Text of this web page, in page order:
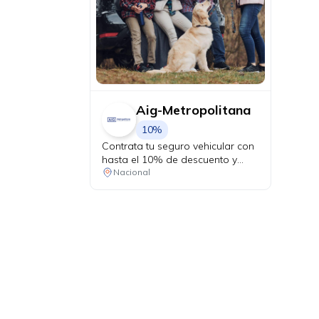
Aig-Metropolitana
10%
Contrata tu seguro vehicular con
hasta el 10% de descuento y
recorre protegido en cada
Nacional